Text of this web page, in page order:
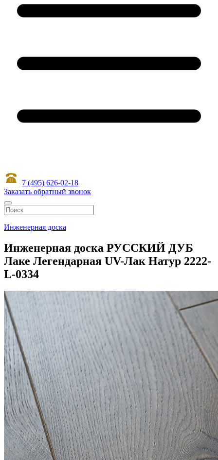
7 (495) 626-02-18
Заказать обратный звонок
Инженерная доска
Инженерная доска РУССКИЙ ДУБ
Лаке Легендарная UV-Лак Натур 2222-
L-0334